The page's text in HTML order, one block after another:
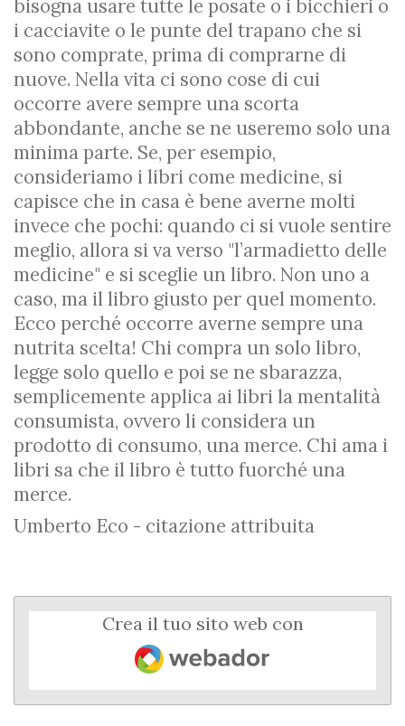
bisogna usare tutte le posate o i bicchieri o
i cacciavite o le punte del trapano che si
sono comprate, prima di comprarne di
nuove. Nella vita ci sono cose di cui
occorre avere sempre una scorta
abbondante, anche se ne useremo solo una
minima parte. Se, per esempio,
consideriamo i libri come medicine, si
capisce che in casa è bene averne molti
invece che pochi: quando ci si vuole sentire
meglio, allora si va verso "l’armadietto delle
medicine" e si sceglie un libro. Non uno a
caso, ma il libro giusto per quel momento.
Ecco perché occorre averne sempre una
nutrita scelta! Chi compra un solo libro,
legge solo quello e poi se ne sbarazza,
semplicemente applica ai libri la mentalità
consumista, ovvero li considera un
prodotto di consumo, una merce. Chi ama i
libri sa che il libro è tutto fuorché una
merce.
Umberto Eco - citazione attribuita
Crea il tuo sito web con
Webador